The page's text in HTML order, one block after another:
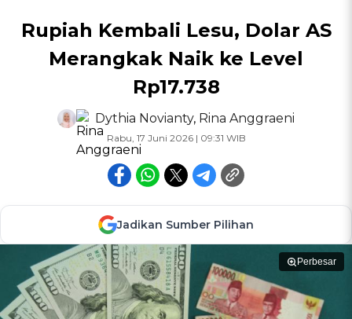
Rupiah Kembali Lesu, Dolar AS
Merangkak Naik ke Level
Rp17.738
Dythia Novianty, Rina Anggraeni
Rabu, 17 Juni 2026 | 09:31 WIB
Jadikan Sumber Pilihan
Perbesar